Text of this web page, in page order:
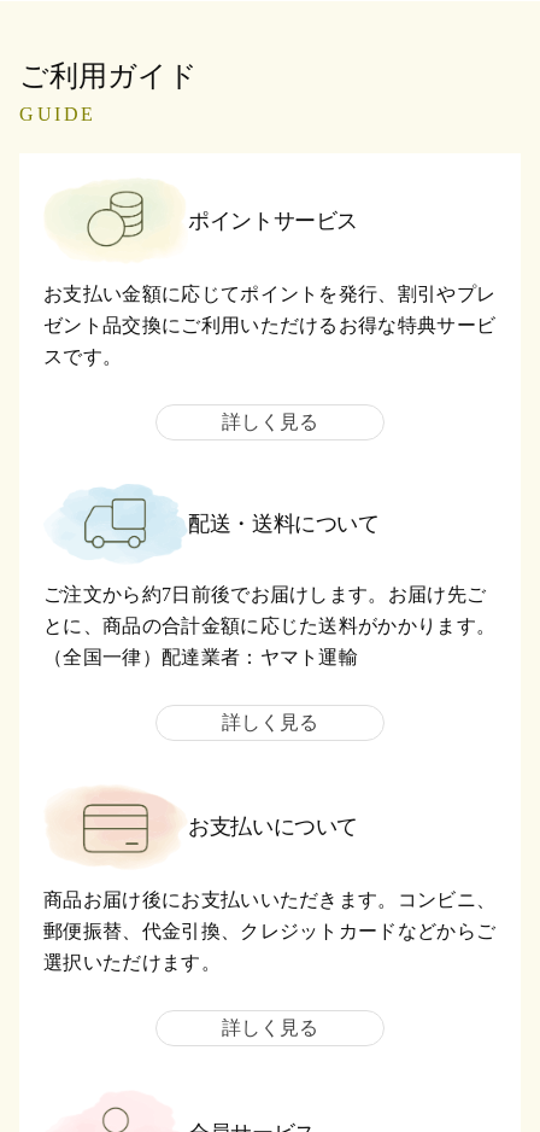
ご利用ガイド
GUIDE
ポイントサービス
お支払い金額に応じてポイントを発行、割引やプレ
ゼント品交換にご利用いただけるお得な特典サービ
スです。
詳しく見る
配送・送料について
ご注文から約7日前後でお届けします。お届け先ご
とに、商品の合計金額に応じた送料がかかります。
（全国一律）配達業者：ヤマト運輸
詳しく見る
お支払いについて
商品お届け後にお支払いいただきます。コンビニ、
郵便振替、代金引換、クレジットカードなどからご
選択いただけます。
詳しく見る